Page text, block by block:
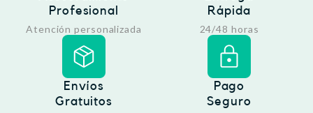
Profesional
Atención personalizada
Rápida
24/48 horas
Envíos
Gratuitos
Pago
Seguro